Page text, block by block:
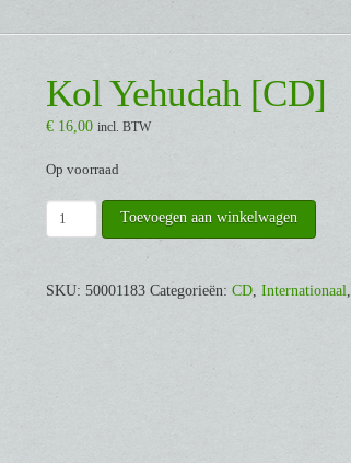
Kol Yehudah [CD]
€16,00 incl. BTW
Op voorraad
Kol
Yehudah
aantal
Toevoegen aan winkelwagen
SKU: 50001183 Categorieën: CD, Internationaal,